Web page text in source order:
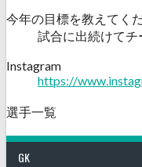
今年の目標を教えてく
試合に出続けてチ
Instagram
https://
選手一覧
GK